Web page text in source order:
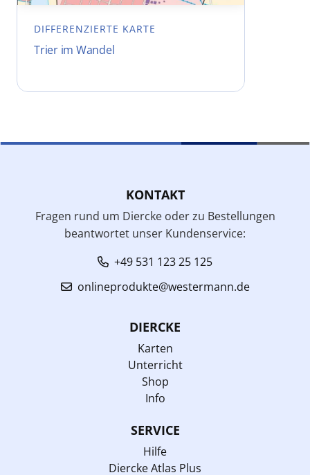
DIFFERENZIERTE KARTE
Trier im Wandel
KONTAKT
Fragen rund um Diercke oder zu Bestellungen
beantwortet unser Kundenservice:
+49 531 123 25 125
onlineprodukte@westermann.de
DIERCKE
Karten
Unterricht
Shop
Info
SERVICE
Hilfe
Diercke Atlas Plus